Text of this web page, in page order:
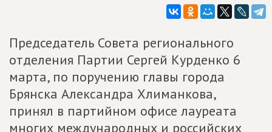
Председатель Совета регионального
отделения Партии Сергей Курденко 6
марта, по поручению главы города
Брянска Александра Хлиманкова,
принял в партийном офисе лауреата
многих международных и российских